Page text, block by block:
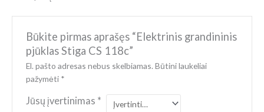
Būkite pirmas aprašęs “Elektrinis grandininis
pjūklas Stiga CS 118c”
El. pašto adresas nebus skelbiamas. Būtini laukeliai
pažymėti *
Jūsų įvertinimas *